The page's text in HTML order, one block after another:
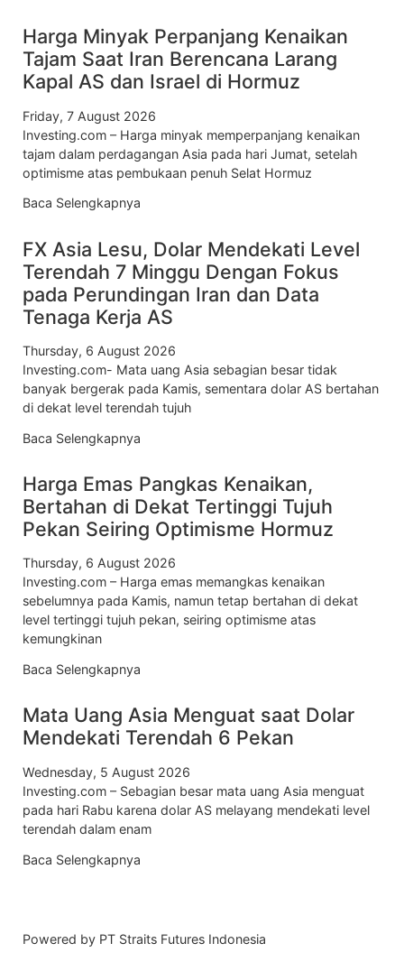
Harga Minyak Perpanjang Kenaikan
Tajam Saat Iran Berencana Larang
Kapal AS dan Israel di Hormuz
Friday, 7 August 2026
Investing.com – Harga minyak memperpanjang kenaikan
tajam dalam perdagangan Asia pada hari Jumat, setelah
optimisme atas pembukaan penuh Selat Hormuz
Baca Selengkapnya
FX Asia Lesu, Dolar Mendekati Level
Terendah 7 Minggu Dengan Fokus
pada Perundingan Iran dan Data
Tenaga Kerja AS
Thursday, 6 August 2026
Investing.com- Mata uang Asia sebagian besar tidak
banyak bergerak pada Kamis, sementara dolar AS bertahan
di dekat level terendah tujuh
Baca Selengkapnya
Harga Emas Pangkas Kenaikan,
Bertahan di Dekat Tertinggi Tujuh
Pekan Seiring Optimisme Hormuz
Thursday, 6 August 2026
Investing.com – Harga emas memangkas kenaikan
sebelumnya pada Kamis, namun tetap bertahan di dekat
level tertinggi tujuh pekan, seiring optimisme atas
kemungkinan
Baca Selengkapnya
Mata Uang Asia Menguat saat Dolar
Mendekati Terendah 6 Pekan
Wednesday, 5 August 2026
Investing.com – Sebagian besar mata uang Asia menguat
pada hari Rabu karena dolar AS melayang mendekati level
terendah dalam enam
Baca Selengkapnya
Powered by PT Straits Futures Indonesia